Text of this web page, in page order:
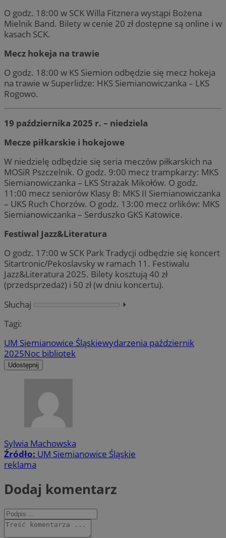
O godz. 18:00 w SCK Willa Fitznera wystąpi Bożena
Mielnik Band. Bilety w cenie 20 zł dostępne są online i w
kasach SCK.
Mecz hokeja na trawie
O godz. 18:00 w KS Siemion odbędzie się mecz hokeja
na trawie w Superlidze: HKS Siemianowiczanka – LKS
Rogowo.
19 października 2025 r. – niedziela
Mecze piłkarskie i hokejowe
W niedzielę odbędzie się seria meczów piłkarskich na
MOSiR Pszczelnik. O godz. 9:00 mecz trampkarzy: MKS
Siemianowiczanka – LKS Strażak Mikołów. O godz.
11:00 mecz seniorów Klasy B: MKS II Siemianowiczanka
– UKS Ruch Chorzów. O godz. 13:00 mecz orlików: MKS
Siemianowiczanka – Serduszko GKS Katowice.
Festiwal Jazz&Literatura
O godz. 17:00 w SCK Park Tradycji odbędzie się koncert
Sitartronic/Pekoslavsky w ramach 11. Festiwalu
Jazz&Literatura 2025. Bilety kosztują 40 zł
(przedsprzedaż) i 50 zł (w dniu koncertu).
Słuchaj
⏵︎
Tagi:
UM Siemianowice Śląskiewydarzenia październik
2025Noc bibliotek
Udostępnij
Sylwia Machowska
Źródło: UM Siemianowice Śląskie
reklama
Dodaj komentarz